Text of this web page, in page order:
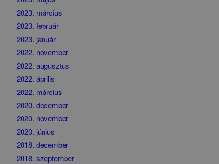
2023. március
2023. február
2023. január
2022. november
2022. augusztus
2022. április
2022. március
2020. december
2020. november
2020. június
2018. december
2018. szeptember